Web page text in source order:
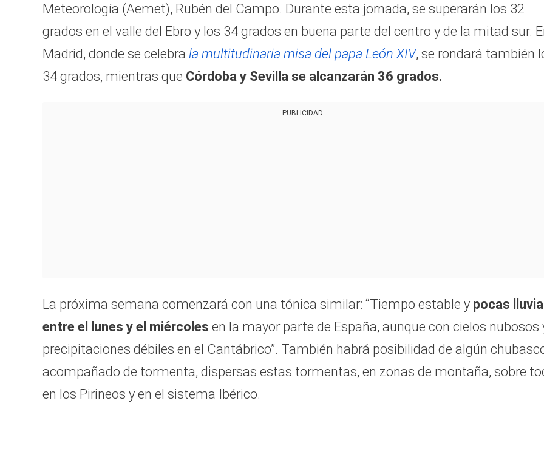
Meteorología (Aemet), Rubén del Campo. Durante esta jornada, se superarán los 32
grados en el valle del Ebro y los 34 grados en buena parte del centro y de la mitad sur.
Madrid, donde se celebra la multitudinaria misa del papa León XIV, se rondará también
34 grados, mientras que Córdoba y Sevilla se alcanzarán 36 grados.
PUBLICIDAD
La próxima semana comenzará con una tónica similar: “Tiempo estable y pocas
entre el lunes y el miércoles en la mayor parte de España, aunque con cielos nubosos
precipitaciones débiles en el Cantábrico”. También habrá posibilidad de algún
acompañado de tormenta, dispersas estas tormentas, en zonas de montaña, sobre
en los Pirineos y en el sistema Ibérico.